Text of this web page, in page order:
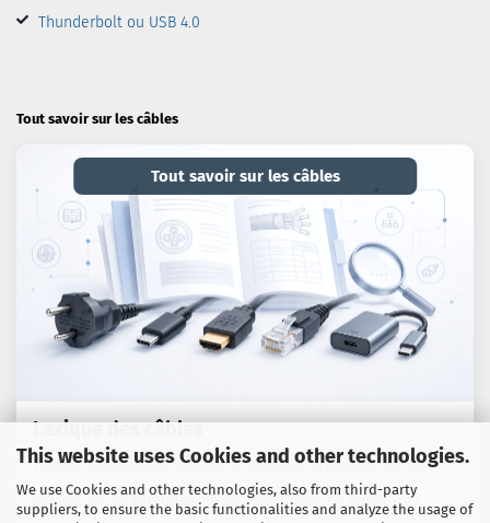
This website uses Cookies and other technologies.
We use Cookies and other technologies, also from third-party
suppliers, to ensure the basic functionalities and analyze the usage of
Thunderbolt ou USB 4.0
Tout savoir sur les câbles
Tout savoir sur les câbles
Lexique des câbles
Termes techniques, normes et conseils pratiques sur les
câbles, les adaptateurs et les techniques de connexion.